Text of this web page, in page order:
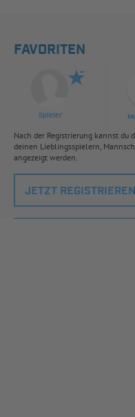
FAVORITEN
Spieler
Nach der Registrierung kannst du
deinen Lieblingsspielern,
angezeigt werden.
JETZT REGISTRIEREN